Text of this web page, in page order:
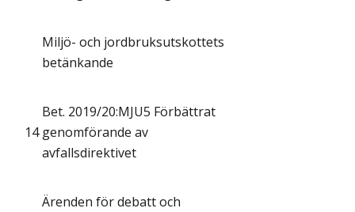
Miljö- och jordbruksutskottets
betänkande
14
Bet. 2019/20:MJU5 Förbättrat
genomförande av
avfallsdirektivet
Ärenden för debatt och